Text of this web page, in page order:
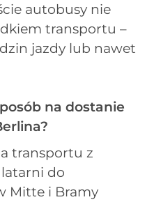
autobusy nie
transportu –
jazdy lub nawet
na dostanie
transportu z
do
Mitte i Bramy